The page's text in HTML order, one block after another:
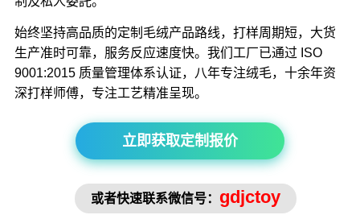
始终坚持高品质的定制毛绒产品路线，打样周期短，大货
生产准时可靠，服务反应速度快。我们工厂已通过 ISO
9001:2015 质量管理体系认证，八年专注绒毛，十余年资
深打样师傅，专注工艺精准呈现。
立即获取定制报价
或者快速联系微信号： gdjctoy